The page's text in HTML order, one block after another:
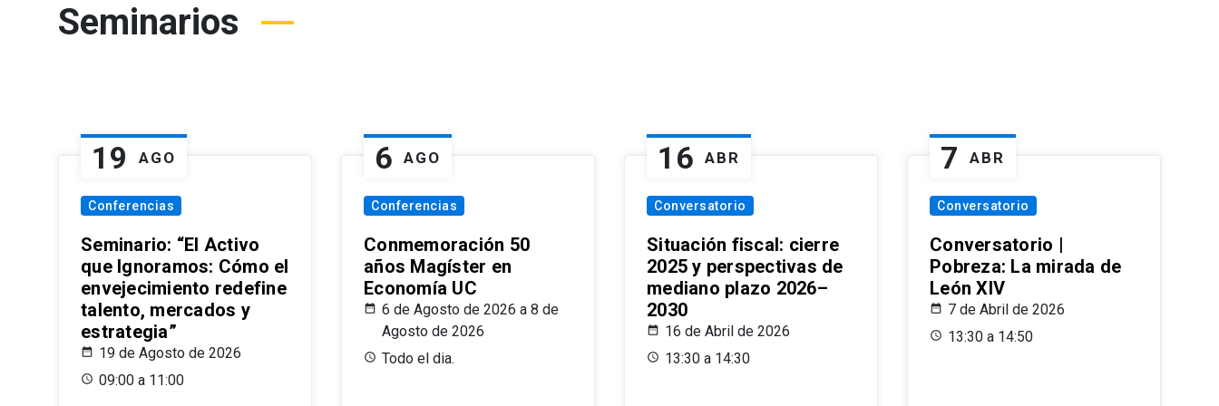
Seminarios
19 AGO
Conferencias
Seminario: “El Activo
que Ignoramos: Cómo el
envejecimiento redefine
talento, mercados y
estrategia”
19 de Agosto de 2026
09:00 a 11:00
6 AGO
Conferencias
Conmemoración 50
años Magíster en
Economía UC
6 de Agosto de 2026 a 8 de
Agosto de 2026
Todo el dia.
16 ABR
Conversatorio
Situación fiscal: cierre
2025 y perspectivas de
mediano plazo 2026–
2030
16 de Abril de 2026
13:30 a 14:30
7 ABR
Conversatorio
Conversatorio |
Pobreza: La mirada de
León XIV
7 de Abril de 2026
13:30 a 14:50